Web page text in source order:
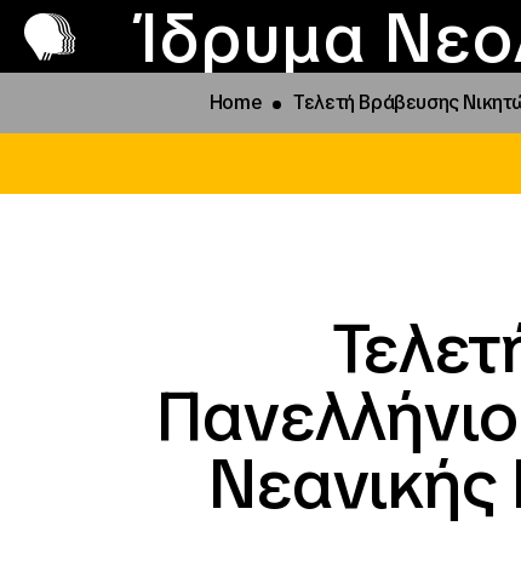
Ίδρυμα
Home Τελετή Βράβευσης
Νεανικής